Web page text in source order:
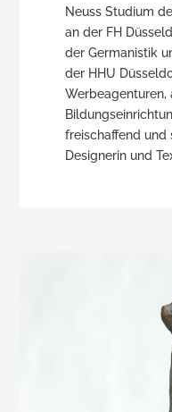
Neuss Studium
an der FH
der Germanistik
der HHU
Werbeagenturen,
freischaffend und
Designerin und